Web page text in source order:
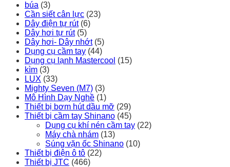
búa (3)
Cần siết cân lực (23)
Dây điện tự rút (6)
Dây hơi tự rút (5)
Dây hơi- Dây nhớt (5)
Dụng cụ cầm tay (44)
Dụng cụ lạnh Mastercool (15)
kìm (3)
LUX (33)
Mighty Seven (M7) (3)
Mô Hình Dạy Nghề (1)
Thiết bị bơm hút dầu mỡ (29)
Thiết bị cầm tay Shinano (45)
Dụng cụ khí nén cầm tay (22)
Máy chà nhám (13)
Súng vặn ốc Shinano (10)
Thiết bị điện ô tô (22)
Thiết bị JTC (466)